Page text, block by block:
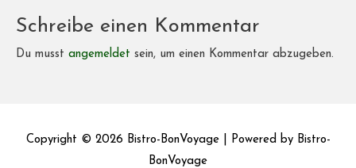
Schreibe einen Kommentar
Du musst angemeldet sein, um einen Kommentar abzugeben.
Copyright © 2026 Bistro-BonVoyage| Powered by Bistro-
BonVoyage